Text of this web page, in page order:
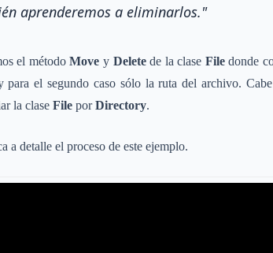
aprenderemos a eliminarlos."
el métodoMove y Deletede la clase Filedonde
el segundo caso sólo la ruta del archivo.
la clase File porDirectory.
a detalle el proceso de este ejemplo.